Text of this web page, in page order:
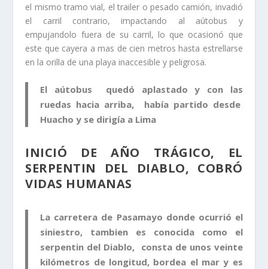
el mismo tramo vial, el trailer o pesado camión, invadió
el carril contrario, impactando al aútobus y
empujandolo fuera de su carril, lo que ocasionó que
este que cayera a mas de cien metros hasta estrellarse
en la orilla de una playa inaccesible y peligrosa.
El aútobus quedó aplastado y con las
ruedas hacia arriba, había partido desde
Huacho y se dirigía a Lima
INICIÓ DE AÑO TRÁGICO, EL
SERPENTIN DEL DIABLO, COBRÓ
VIDAS HUMANAS
La carretera de Pasamayo donde ocurrió el
siniestro, tambien es conocida como el
serpentin del Diablo, consta de unos veinte
kilómetros de longitud, bordea el mar y es